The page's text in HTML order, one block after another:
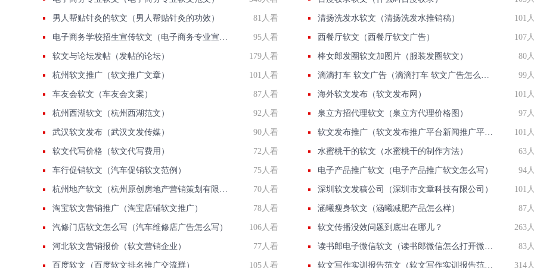
男人帮贴针灸的软文（男人帮贴针灸的功效） 81人看 清扬洗发水软文（清扬洗发水推销稿） 101
电子商务学校招生宣传软文（电子商务专业宣传文案） 95人看 西餐厅软文（西餐厅软文广告） 107
软文与论坛发帖（发帖的论坛） 179人看 棒女郎发圈软文加图片（服装发圈软文） 80
杭州软文推广（软文推广文章） 101人看 滴滴打车 软文广告（滴滴打车 软文广告怎么关闭） 99
车友会软文（车友会文案） 87人看 海外软文发布（软文发布网） 101
杭州西湖软文（杭州西湖范文） 92人看 泉立方招代理软文（泉立方代理价格图） 97
武汉软文发布（武汉文发传媒） 90人看 软文发布推广（软文发布推广平台新闻推广平台） 101
软文代写价格（软文代写费用） 72人看 水蜜桃干的软文（水蜜桃干的制作方法） 63
车行促销软文（汽车促销软文范例） 75人看 电子产品推广软文（电子产品推广软文怎么写） 94
杭州地产软文（杭州原创房地产营销策划有限公司） 70人看 深圳软文发稿公司（深圳市文章科技有限公司） 101
淘宝软文营销推广（淘宝店铺软文推广） 78人看 涵曦瘦身软文（涵曦减肥产品怎么样） 87
汽修门店软文怎么写（汽车维修店广告怎么写） 106人看 软文传播没效问题到底出在哪儿？ 263
河北软文营销报价（软文营销企业） 77人看 读书郎电子微信软文（读书郎微信怎么打开微信） 83
百度软文（百度软文排名推广交流群） 105人看 软文写作实训报告范文（软文写作实训报告范例） 314